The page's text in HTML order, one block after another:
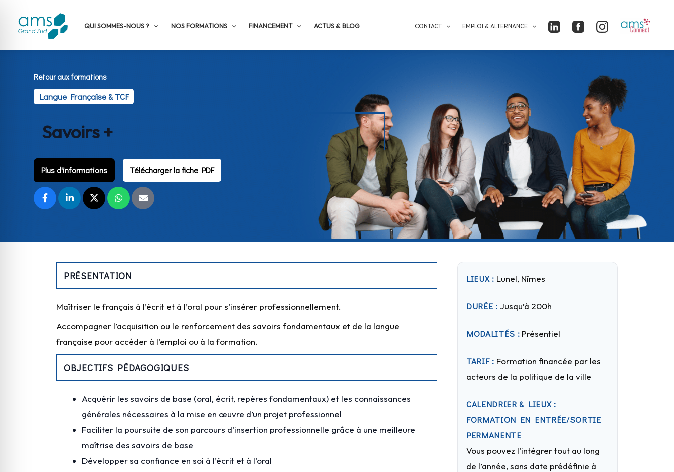
QUI SOMMES-NOUS ? NOS FORMATIONS FINANCEMENT ACTUS & BLOG CONTACT EMPLOI & ALTERNANCE
Retour aux formations
Langue Française & TCF
Savoirs +
Plus d'informations Télécharger la fiche PDF
PRÉSENTATION
Maîtriser le français à l’écrit et à l’oral pour s’insérer professionnellement.
Accompagner l’acquisition ou le renforcement des savoirs fondamentaux et de la langue
française pour accéder à l’emploi ou à la formation.
OBJECTIFS PÉDAGOGIQUES
Acquérir les savoirs de base (oral, écrit, repères fondamentaux) et les connaissances
générales nécessaires à la mise en œuvre d’un projet professionnel
Faciliter la poursuite de son parcours d’insertion professionnelle grâce à une meilleure
maîtrise des savoirs de base
Développer sa confiance en soi à l’écrit et à l’oral
LIEUX : Lunel, Nîmes
DURÉE : Jusqu’à 200h
MODALITÉS : Présentiel
TARIF : Formation financée par les
acteurs de la politique de la ville
CALENDRIER & LIEUX :
FORMATION EN ENTRÉE/SORTIE
PERMANENTE
Vous pouvez l’intégrer tout au long
de l’année, sans date prédéfinie à